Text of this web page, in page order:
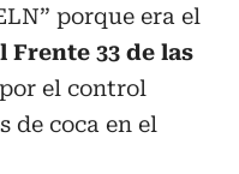
porque era el
33 de las
por el control
coca en el